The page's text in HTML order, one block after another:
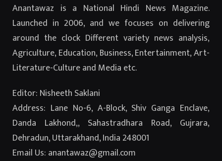
Anantawaz is a National Hindi News Magazine.
Launched in 2006, and we focuses on delivering
around the clock Different variety news analysis,
Agriculture, Education, Business, Entertainment, Art-
Literature-Culture and Media etc.
Editor: Nisheeth Saklani
Address: Lane No-6, A-Block, Shiv Ganga Enclave,
Danda Lakhond,, Sahastradhara Road, Gujrara,
Dehradun, Uttarakhand, India 248001
Email Us: anantawaz@gmail.com